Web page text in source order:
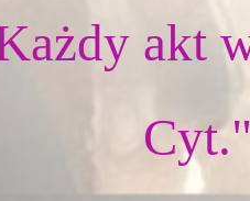
akt